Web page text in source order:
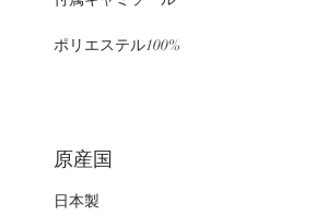
ポリエステル100%
原産国
日本製